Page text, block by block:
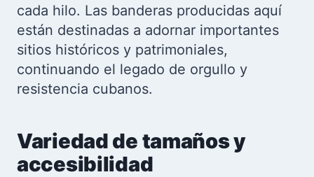
cada hilo. Las banderas producidas aquí
están destinadas a adornar importantes
sitios históricos y patrimoniales,
continuando el legado de orgullo y
resistencia cubanos.
Variedad de tamaños y
accesibilidad